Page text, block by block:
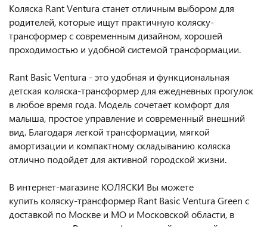
Коляска Rant Ventura станет отличным выбором для
родителей, которые ищут практичную коляску-
трансформер с современным дизайном, хорошей
проходимостью и удобной системой трансформации.
Rant Basic Ventura - это удобная и функциональная
детская коляска-трансформер для ежедневных прогулок
в любое время года. Модель сочетает комфорт для
малыша, простое управление и современный внешний
вид. Благодаря легкой трансформации, мягкой
амортизации и компактному складыванию коляска
отлично подойдет для активной городской жизни.
В интернет-магазине КОЛЯСКИ Вы можете
купить коляску-трансформер Rant Basic Ventura Green с
доставкой по Москве и МО и Московской области, в